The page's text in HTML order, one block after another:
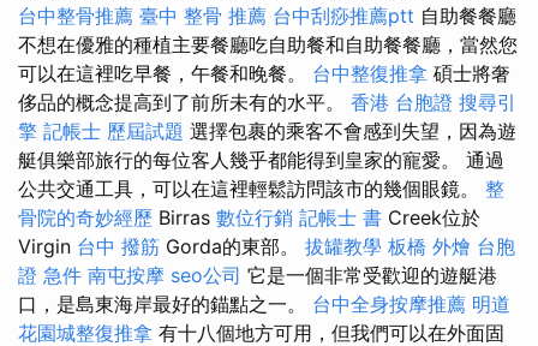
台中整骨推薦 臺中 整骨 推薦 台中刮痧推薦ptt 自助餐餐廳
不想在優雅的種植主要餐廳吃自助餐和自助餐餐廳，當然您
可以在這裡吃早餐，午餐和晚餐。 台中整復推拿 碩士將奢
侈品的概念提高到了前所未有的水平。 香港 台胞證 搜尋引
擎 記帳士 歷屆試題 選擇包裹的乘客不會感到失望，因為遊
艇俱樂部旅行的每位客人幾乎都能得到皇家的寵愛。 通過
公共交通工具，可以在這裡輕鬆訪問該市的幾個眼鏡。 整
骨院的奇妙經歷 Birras 數位行銷 記帳士 書 Creek位於
Virgin 台中 撥筋 Gorda的東部。 拔罐教學 板橋 外燴 台胞
證 急件 南屯按摩 seo公司 它是一個非常受歡迎的遊艇港
口，是島東海岸最好的錨點之一。 台中全身按摩推薦 明道
花園城整復推拿 有十八個地方可用，但我們可以在外面固